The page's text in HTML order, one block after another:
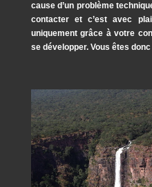
cause d’un problème
contacter et c’est avec
uniquement grâce à votre
se développer. Vous êtes